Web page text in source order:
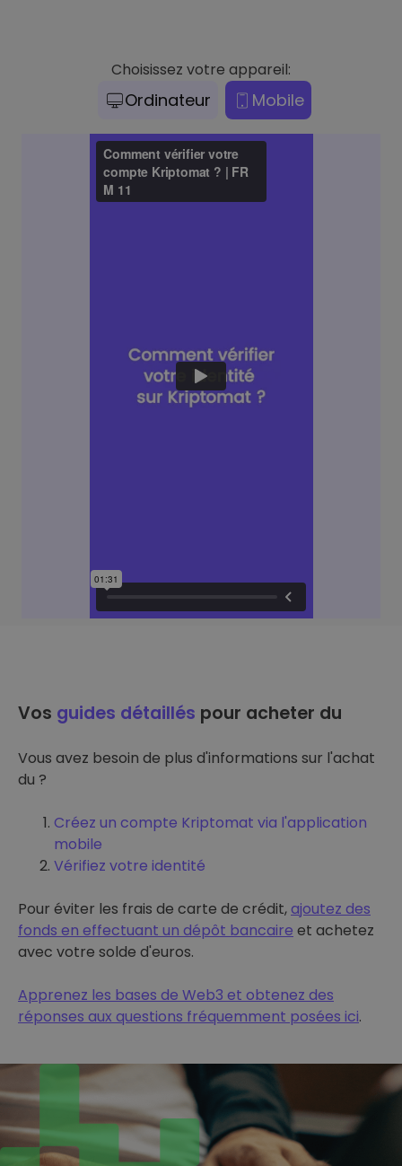
Choisissez votre appareil:
Ordinateur Mobile
Vos guides détaillés pour acheter du
Vous avez besoin de plus d'informations sur l'achat
du ?
Créez un compte Kriptomat via l'application
mobile
Vérifiez votre identité
Pour éviter les frais de carte de crédit,ajoutez des
fonds en effectuant un dépôt bancaire et achetez
avec votre solde d'euros.
Apprenez les bases de Web3 et obtenez des
réponses aux questions fréquemment posées ici.